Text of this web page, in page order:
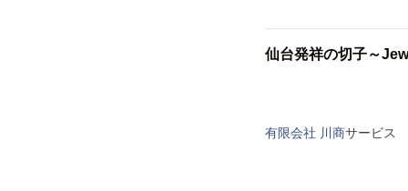
仙台発祥の切子～
有限会社 川商サービス